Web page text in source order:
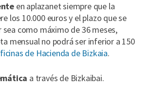
en aplazanet siempre que la
los 10.000 euros y el plazo que se
sea como máximo de 36 meses,
mensual no podrá ser inferior a 150
de Hacienda de Bizkaia.
a través de Bizkaibai.